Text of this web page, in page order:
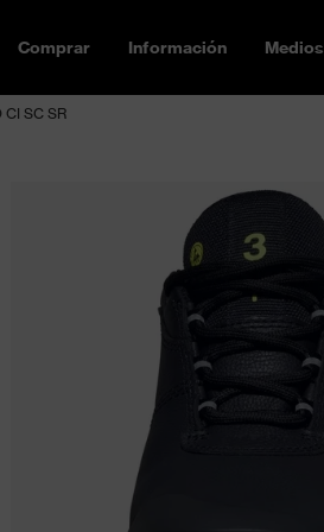
Comprar Información Medios
SC SR